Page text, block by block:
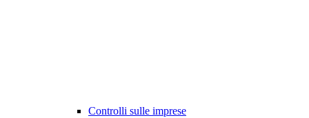
Controlli sulle imprese